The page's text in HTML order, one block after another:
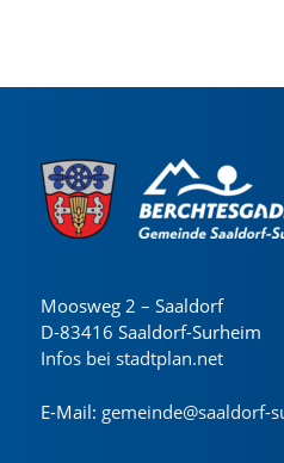
Moosweg 2 – Saaldorf
D-83416 Saaldorf-Surheim
Infos bei stadtplan.net
E-Mail: gemeinde@saaldorf-